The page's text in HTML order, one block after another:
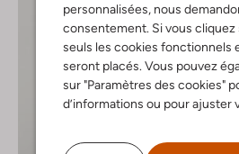
personnalisées, nous
consentement. Si vous cliquez
seuls les cookies fonctionnels
seront placés. Vous pouvez
sur "Paramètres des cookies"
d’informations ou pour ajuster